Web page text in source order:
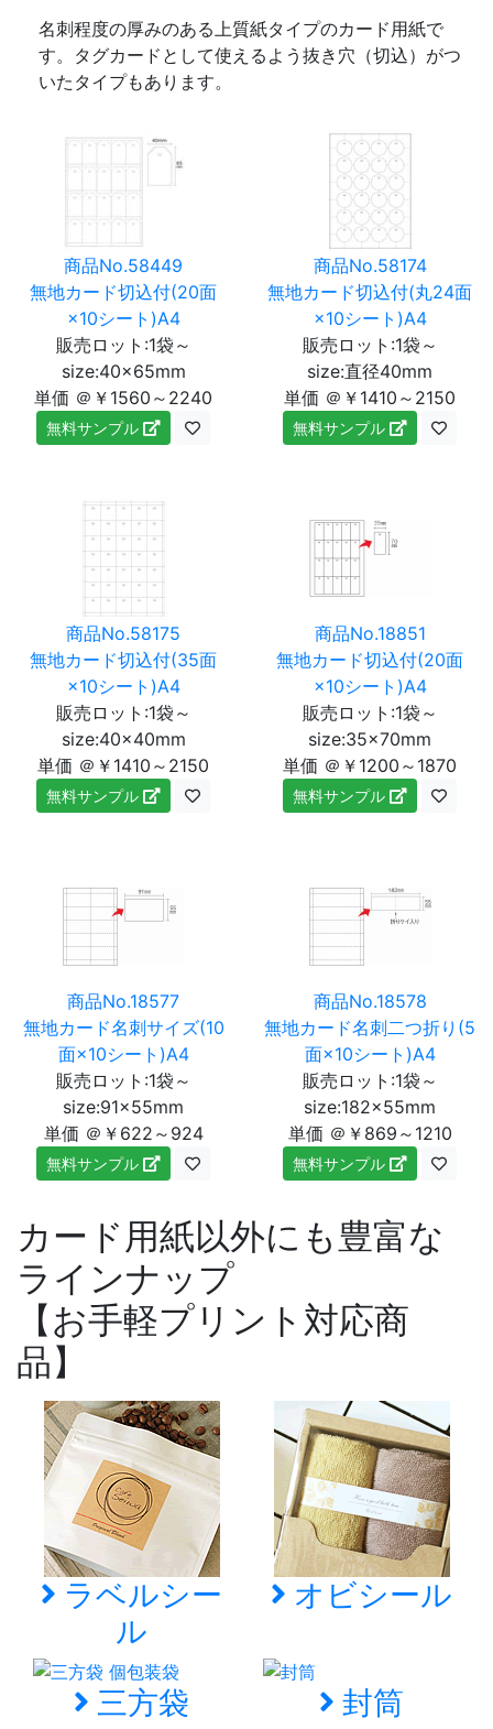
名刺程度の厚みのある上質紙タイプのカード用紙で
す。タグカードとして使えるよう抜き穴（切込）がつ
いたタイプもあります。
商品No.58449
無地カード切込付(20面
×10シート)A4
販売ロット:1袋～
size:40×65mm
単価 ＠￥1560～2240
無料サンプル
商品No.58174
無地カード切込付(丸24面
×10シート)A4
販売ロット:1袋～
size:直径40mm
単価 ＠￥1410～2150
無料サンプル
商品No.58175
無地カード切込付(35面
×10シート)A4
販売ロット:1袋～
size:40×40mm
単価 ＠￥1410～2150
無料サンプル
商品No.18851
無地カード切込付(20面
×10シート)A4
販売ロット:1袋～
size:35×70mm
単価 ＠￥1200～1870
無料サンプル
商品No.18577
無地カード名刺サイズ(10
面×10シート)A4
販売ロット:1袋～
size:91×55mm
単価 ＠￥622～924
無料サンプル
商品No.18578
無地カード名刺二つ折り(5
面×10シート)A4
販売ロット:1袋～
size:182×55mm
単価 ＠￥869～1210
無料サンプル
カード用紙以外にも豊富な
ラインナップ
【お手軽プリント対応商
品】
ラベルシー
ル
オビシール
三方袋 封筒